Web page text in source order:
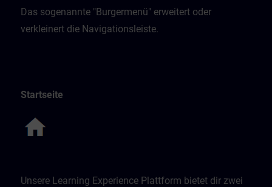
Das sogenannte "Burgermenü" erweitert oder
verkleinert die Navigationsleiste.
Startseite
Unsere Learning Experience Plattform bietet dir zwei